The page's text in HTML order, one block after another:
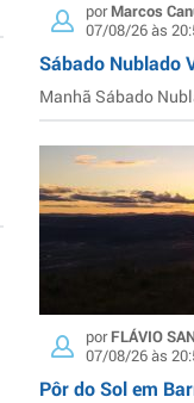
porMarcos
07/08/26 às
Sábado Nublado
Manhã Sábado
porFLÁVIO
07/08/26 às
Pôr do Sol em